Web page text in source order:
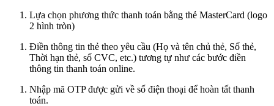
Lựa chọn phương thức thanh toán bằng thẻ MasterCard (logo
2 hình tròn)
Điền thông tin thẻ theo yêu cầu (Họ và tên chủ thẻ, Số thẻ,
Thời hạn thẻ, số CVC, etc.) tương tự như các bước điền
thông tin thanh toán online.
Nhập mã OTP được gửi về số điện thoại để hoàn tất thanh
toán.